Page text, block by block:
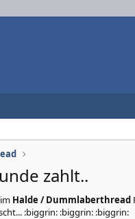
zahlt..
im Halde / Dummlaberthread
:biggrin: :biggrin: :biggrin: